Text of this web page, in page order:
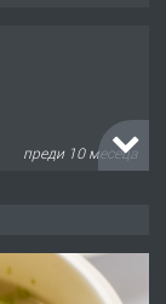
преди 10 месеца